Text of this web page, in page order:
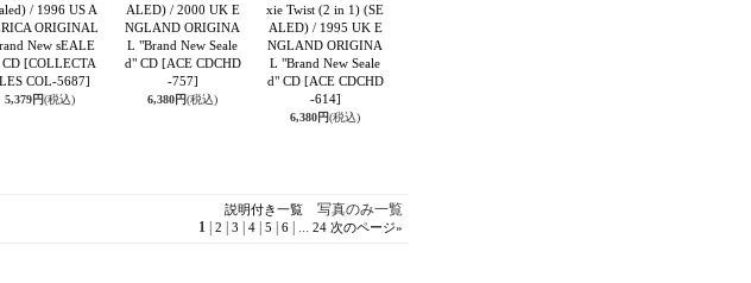
/ 1996 US A
ORIGINAL
New sEALE
[COLLECTA
COL-5687]
5,379円(税込)
ALED) / 2000 UK E
NGLAND ORIGINA
L "Brand New Seale
d" CD [ACE CDCHD
-757]
6,380円(税込)
xie Twist (2 in 1) (SE
ALED) / 1995 UK E
NGLAND ORIGINA
L "Brand New Seale
d" CD [ACE CDCHD
-614]
6,380円(税込)
説明付き一覧写真のみ一覧
1| 2 3 4| 5 6| ... 24 次のページ»